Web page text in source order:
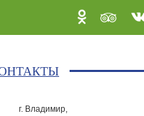
г. Владимир,